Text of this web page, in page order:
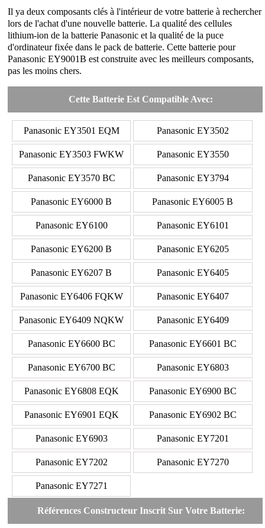
Il ya deux composants clés à l'intérieur de votre batterie à rechercher
lors de l'achat d'une nouvelle batterie. La qualité des cellules
lithium-ion de la batterie Panasonic et la qualité de la puce
d'ordinateur fixée dans le pack de batterie. Cette batterie pour
Panasonic EY9001B est construite avec les meilleurs composants,
pas les moins chers.
Cette Batterie Est Compatible Avec:
Panasonic EY3501 EQM Panasonic EY3502
Panasonic EY3503 FWKW Panasonic EY3550
Panasonic EY3570 BC Panasonic EY3794
Panasonic EY6000 B Panasonic EY6005 B
Panasonic EY6100 Panasonic EY6101
Panasonic EY6200 B Panasonic EY6205
Panasonic EY6207 B Panasonic EY6405
Panasonic EY6406 FQKW Panasonic EY6407
Panasonic EY6409 NQKW Panasonic EY6409
Panasonic EY6600 BC Panasonic EY6601 BC
Panasonic EY6700 BC Panasonic EY6803
Panasonic EY6808 EQK Panasonic EY6900 BC
Panasonic EY6901 EQK Panasonic EY6902 BC
Panasonic EY6903 Panasonic EY7201
Panasonic EY7202 Panasonic EY7270
Panasonic EY7271
Références Constructeur Inscrit Sur Votre Batterie: